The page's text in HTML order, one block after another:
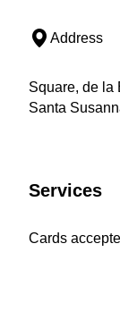
Address
Square, de la
Santa
Services
Cards